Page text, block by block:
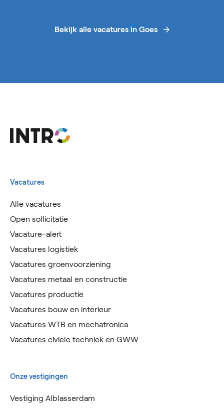
Bekijk alle vacatures in Goes
Vacatures
Alle vacatures
Open sollicitatie
Vacature-alert
Vacatures logistiek
Vacatures groenvoorziening
Vacatures metaal en constructie
Vacatures productie
Vacatures bouw en interieur
Vacatures WTB en mechatronica
Vacatures civiele techniek en GWW
Onze vestigingen
Vestiging Alblasserdam